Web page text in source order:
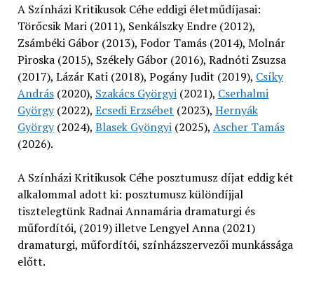
A Színházi Kritikusok Céhe eddigi életműdíjasai:
Törőcsik Mari (2011), Senkálszky Endre (2012),
Zsámbéki Gábor (2013), Fodor Tamás (2014), Molnár
Piroska (2015), Székely Gábor (2016), Radnóti Zsuzsa
(2017), Lázár Kati (2018), Pogány Judit (2019), Csíky
András(2020), Szakács Györgyi(2021), Cserhalmi
György(2022), Ecsedi Erzsébet (2023), Hernyák
György(2024), Blasek Gyöngyi(2025), Ascher Tamás
(2026).
A Színházi Kritikusok Céhe posztumusz díjat eddig két
alkalommal adott ki: posztumusz különdíjjal
tisztelegtünk Radnai Annamária dramaturgi és
műfordítói, (2019) illetve Lengyel Anna (2021)
dramaturgi, műfordítói, színházszervezői munkássága
előtt.